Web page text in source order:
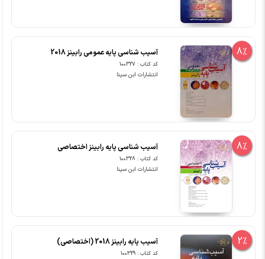
8% آسیب شناسی پایه عمومی رابینز 2018
کد کتاب : 100327
انتشارات ابن سینا
8% آسیب شناسی پایه رابینز اختصاصی
کد کتاب : 100328
انتشارات ابن سینا
2% آسیب پایه رابینز 2018 (اختصاصی)
کد کتاب : 100329